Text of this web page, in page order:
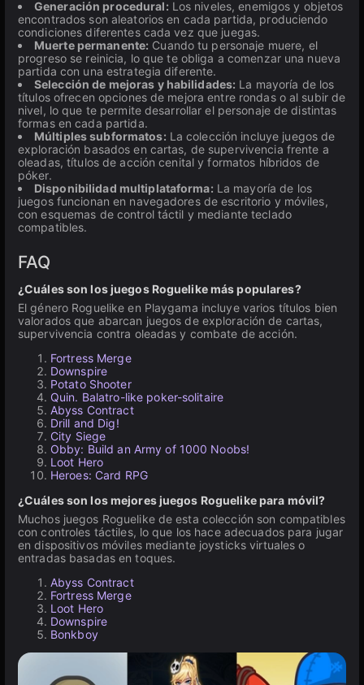
Generación procedural: Los niveles, enemigos y objetos
encontrados son aleatorios en cada partida, produciendo
condiciones diferentes cada vez que juegas.
Muerte permanente: Cuando tu personaje muere, el
progreso se reinicia, lo que te obliga a comenzar una nueva
partida con una estrategia diferente.
Selección de mejoras y habilidades: La mayoría de los
títulos ofrecen opciones de mejora entre rondas o al subir de
nivel, lo que te permite desarrollar el personaje de distintas
formas en cada partida.
Múltiples subformatos: La colección incluye juegos de
exploración basados en cartas, de supervivencia frente a
oleadas, títulos de acción cenital y formatos híbridos de
póker.
Disponibilidad multiplataforma: La mayoría de los
juegos funcionan en navegadores de escritorio y móviles,
con esquemas de control táctil y mediante teclado
compatibles.
FAQ
¿Cuáles son los juegos Roguelike más populares?
El género Roguelike en Playgama incluye varios títulos bien
valorados que abarcan juegos de exploración de cartas,
supervivencia contra oleadas y combate de acción.
Fortress Merge
Downspire
Potato Shooter
Quin. Balatro-like poker-solitaire
Abyss Contract
Drill and Dig!
City Siege
Obby: Build an Army of 1000 Noobs!
Loot Hero
Heroes: Card RPG
¿Cuáles son los mejores juegos Roguelike para móvil?
Muchos juegos Roguelike de esta colección son compatibles
con controles táctiles, lo que los hace adecuados para jugar
en dispositivos móviles mediante joysticks virtuales o
entradas basadas en toques.
Abyss Contract
Fortress Merge
Loot Hero
Downspire
Bonkboy